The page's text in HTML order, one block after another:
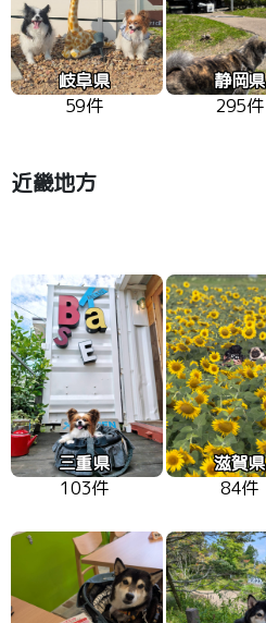
岐阜県
59件
静岡県
295件
近畿地方
三重県
103件
滋賀県
84件